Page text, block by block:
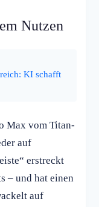
Nutzen
KI schafft
Max vom Titan-
auf
erstreckt
– und hat einen
auf